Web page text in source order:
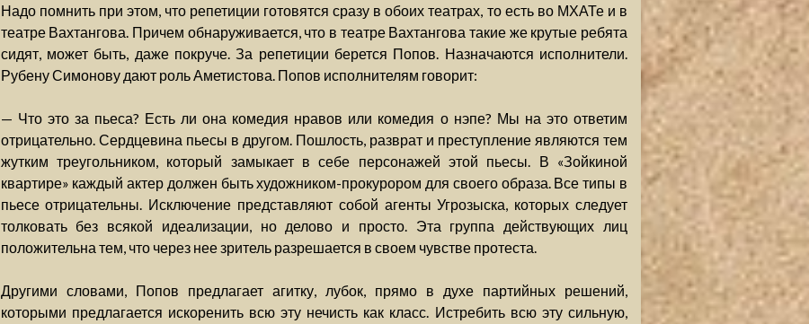
Надо помнить при этом, что репетиции готовятся сразу в обоих театрах, то есть во МХАТе и в
театре Вахтангова. Причем обнаруживается, что в театре Вахтангова такие же крутые ребята
сидят, может быть, даже покруче. За репетиции берется Попов. Назначаются исполнители.
Рубену Симонову дают роль Аметистова. Попов исполнителям говорит:
— Что это за пьеса? Есть ли она комедия нравов или комедия о нэпе? Мы на это ответим
отрицательно. Сердцевина пьесы в другом. Пошлость, разврат и преступление являются тем
жутким треугольником, который замыкает в себе персонажей этой пьесы. В «Зойкиной
квартире» каждый актер должен быть художником-прокурором для своего образа. Все типы в
пьесе отрицательны. Исключение представляют собой агенты Угрозыска, которых следует
толковать без всякой идеализации, но делово и просто. Эта группа действующих лиц
положительна тем, что через нее зритель разрешается в своем чувстве протеста.
Другими словами, Попов предлагает агитку, лубок, прямо в духе партийных решений,
которыми предлагается искоренить всю эту нечисть как класс. Истребить всю эту сильную,